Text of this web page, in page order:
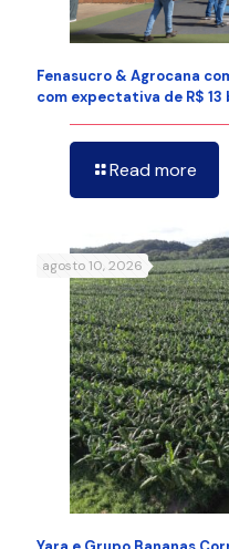
Fenasucro & Agrocana
com expectativa de R$ 13
Read more
agosto 10, 2026